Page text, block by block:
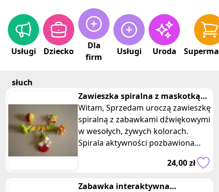
Usługi Dziecko
Dla
firm
Usługi Uroda
słuch
Zawieszka spiralna z maskotką
do wózka z dźwiękowymi
zabawka
Witam, Sprzedam uroczą zawieszkę
spiralną z zabawkami dźwiękowymi
w wesołych, żywych kolorach.
Spirala aktywności pozbawiona
twardych elementów, wykonana je
24,00 zł
Zabawka interaktywna